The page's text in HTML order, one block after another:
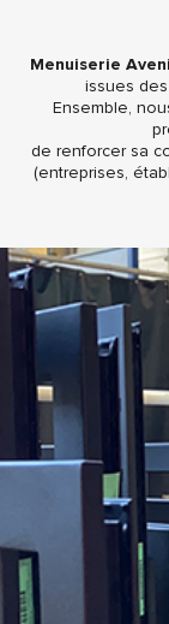
Menuiserie
issues
Ensemble,
de renforcer sa
(entreprises,